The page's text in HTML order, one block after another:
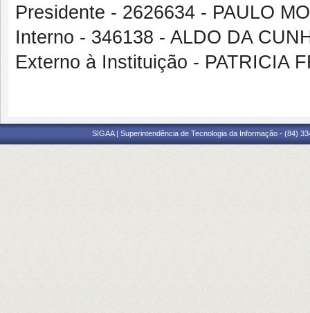
Presidente - 2626634 - PAULO
Interno - 346138 - ALDO DA
Externo à Instituição - PATRICIA
SIGAA | Superintendência de Tecnologia da Informação - (84)